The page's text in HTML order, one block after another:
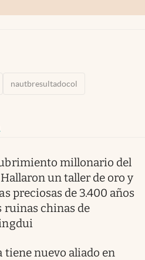
nautbresultadocol
millonario del
un taller de oro y
preciosas de 3.400 años
ruinas chinas de
tiene nuevo aliado en